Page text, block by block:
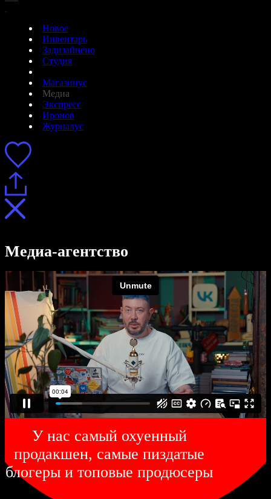
Новое
Инвентарь
Задизайнено
Студия
Магазинус
Медиа
Экспресс
Иронов
Журналус
Медиа-агентство
У нас самый охуенный
продакшен, самые пиздатые
блогеры и топовые продюсеры